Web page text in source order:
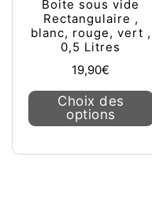
Boite sous vide
Rectangulaire ,
blanc, rouge, vert ,
0,5 Litres
19,90€
Choix des
options